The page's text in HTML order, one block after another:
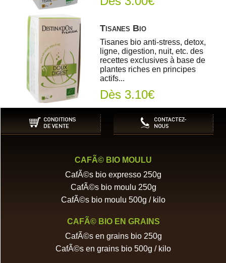
Tisanes Bio
Tisanes bio anti-stress, detox,
ligne, digestion, nuit, etc. des
recettes exclusives à base de
plantes riches en principes
actifs...
Dès 3.10€
CAFÃ© BIO MOULU
CafÃ©s bio expresso 250g
CafÃ©s bio moulu 250g
CafÃ©s bio moulu 500g / kilo
CAFÃ© BIO EN GRAINS
CafÃ©s en grains bio 250g
CafÃ©s en grains bio 500g / kilo